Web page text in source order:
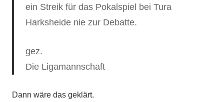
ein Streik für das Pokalspiel bei Tura
Harksheide nie zur Debatte.
gez.
Die Ligamannschaft
Dann wäre das geklärt.